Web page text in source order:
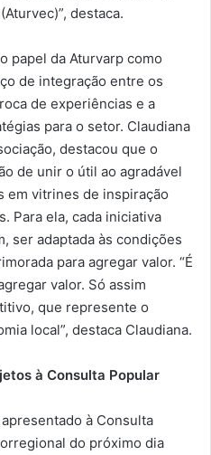
destaca.
papel da Aturvarp como
de integração entre os
de experiências e a
para o setor. Claudiana
destacou que o
de unir o útil ao agradável
em vitrines de inspiração
Para ela, cada iniciativa
ser adaptada às condições
para agregar valor. “É
valor. Só assim
que represente o
local”, destaca Claudiana.
à Consulta Popular
à Consulta
do próximo dia